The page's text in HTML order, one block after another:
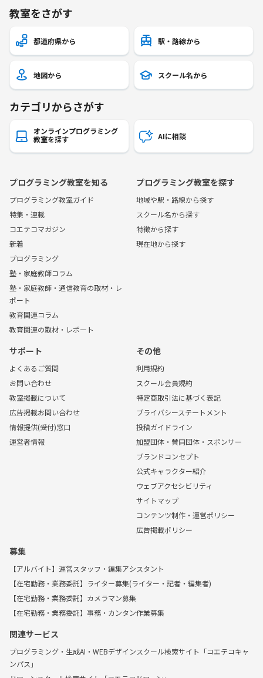
教室をさがす
都道府県から 駅・路線から
地図から スクール名から
カテゴリからさがす
オンラインプログラミング
教室を探す
AIに相談
プログラミング教室を知る
プログラミング教室ガイド
特集・連載
コエテコマガジン
新着
プログラミング
塾・家庭教師コラム
塾・家庭教師・通信教育の取材・レ
ポート
教育関連コラム
教育関連の取材・レポート
プログラミング教室を探す
地域や駅・路線から探す
スクール名から探す
特徴から探す
現在地から探す
サポート
よくあるご質問
お問い合わせ
教室掲載について
広告掲載お問い合わせ
情報提供(受付)窓口
運営者情報
その他
利用規約
スクール会員規約
特定商取引法に基づく表記
プライバシーステートメント
投稿ガイドライン
加盟団体・賛同団体・スポンサー
ブランドコンセプト
公式キャラクター紹介
ウェブアクセシビリティ
サイトマップ
コンテンツ制作・運営ポリシー
広告掲載ポリシー
募集
【アルバイト】運営スタッフ・編集アシスタント
【在宅勤務・業務委託】ライター募集(ライター・記者・編集者)
【在宅勤務・業務委託】カメラマン募集
【在宅勤務・業務委託】事務・カンタン作業募集
関連サービス
プログラミング・生成AI・WEBデザインスクール検索サイト「コエテコキャ
ンパス」